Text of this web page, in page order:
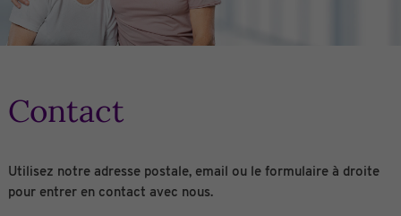
Contact
Utilisez notre adresse postale, email ou le formulaire à droite
pour entrer en contact avec nous.